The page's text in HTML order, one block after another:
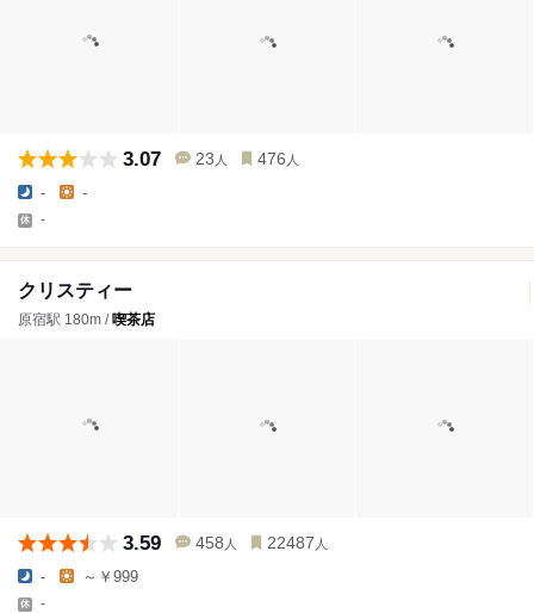
3.07 23 人 476 人
- -
-
クリスティー
原宿駅 180m /喫茶店
3.59 458 人 22487 人
- ～￥999
-